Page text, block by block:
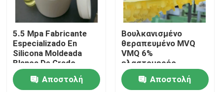
Σχετικά με εμάς
Επαφές
5.5 Mpa Fabricante
Especializado En
Silicona Moldeada
Blanca De Grado
Alimenticio
(Φαρμακευτικός
Αποστολή
Βουλκανισμένο
θεραπευμένο MVQ
VMQ 6%
ελαστομερές
σιλικόνης έντασης
καθορισμένο κοινό
Αποστολή